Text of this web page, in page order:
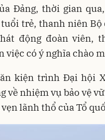
Ðảng, thời gian
trẻ, thanh niên
động đoàn viên,
việc có ý nghĩa chào
kiện trình Đại hội
về nhiệm vụ bảo vệ
lãnh thổ của Tổ